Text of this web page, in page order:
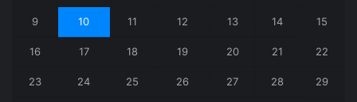
9 10 11 12 13 14 15
16 17 18 19 20 21 22
23 24 25 26 27 28 29